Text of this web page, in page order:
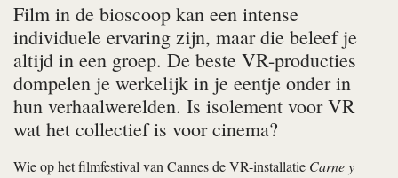
Film in de bioscoop kan een intense
individuele ervaring zijn, maar die beleef je
altijd in een groep. De beste VR-producties
dompelen je werkelijk in je eentje onder in
hun verhaalwerelden. Is isolement voor VR
wat het collectief is voor cinema?
Wie op het filmfestival van Cannes de VR-installatie Carne y